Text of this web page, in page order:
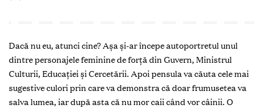
Dacă nu eu, atunci cine? Aşa şi-ar începe autoportretul unul
dintre personajele feminine de forţă din Guvern, Ministrul
Culturii, Educaţiei şi Cercetării. Apoi pensula va căuta cele mai
sugestive culori prin care va demonstra că doar frumusetea va
salva lumea, iar după asta că nu mor caii când vor câinii. O